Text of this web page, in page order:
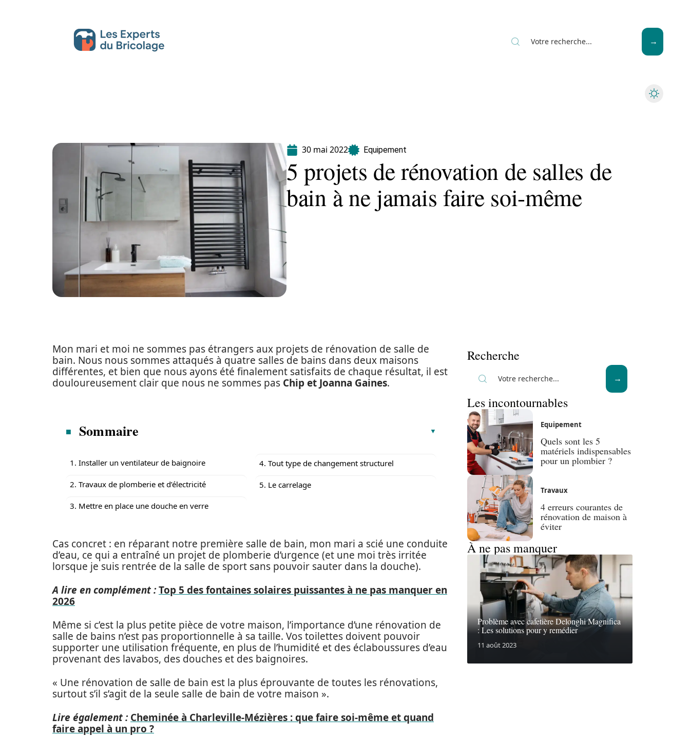
30 mai 2022 Equipement
5 projets de rénovation de salles de
bain à ne jamais faire soi-même
Mon mari et moi ne sommes pas étrangers aux projets de rénovation de salle de
bain. Nous nous sommes attaqués à quatre salles de bains dans deux maisons
différentes, et bien que nous ayons été finalement satisfaits de chaque résultat, il est
douloureusement clair que nous ne sommes pas Chip et Joanna Gaines.
Sommaire
1. Installer un ventilateur de baignoire
2. Travaux de plomberie et d’électricité
3. Mettre en place une douche en verre
4. Tout type de changement structurel
5. Le carrelage
Cas concret : en réparant notre première salle de bain, mon mari a scié une conduite
d’eau, ce qui a entraîné un projet de plomberie d’urgence (et une moi très irritée
lorsque je suis rentrée de la salle de sport sans pouvoir sauter dans la douche).
A lire en complément :Top 5 des fontaines solaires puissantes à ne pas manquer en
2026
Même si c’est la plus petite pièce de votre maison, l’importance d’une rénovation de
salle de bains n’est pas proportionnelle à sa taille. Vos toilettes doivent pouvoir
supporter une utilisation fréquente, en plus de l’humidité et des éclaboussures d’eau
provenant des lavabos, des douches et des baignoires.
« Une rénovation de salle de bain est la plus éprouvante de toutes les rénovations,
surtout s’il s’agit de la seule salle de bain de votre maison ».
Lire également : Cheminée à Charleville-Mézières : que faire soi-même et quand
faire appel à un pro ?
Recherche
Les incontournables
Equipement
Quels sont les 5
matériels indispensables
pour un plombier ?
Travaux
4 erreurs courantes de
rénovation de maison à
éviter
À ne pas manquer
Problème avec cafetière Delonghi Magnifica
: Les solutions pour y remédier
11 août 2023